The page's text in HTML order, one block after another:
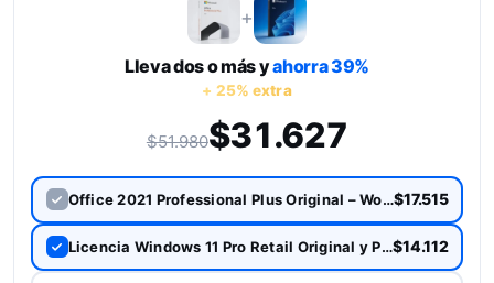
+
Lleva dos o más yahorra39%
+ 25% extra
$51.980$31.627
Office 2021 Professional Plus Original – Word, Excel, PowerPoint y más$17.515
Licencia Windows 11 Pro Retail Original y Permanente$14.112